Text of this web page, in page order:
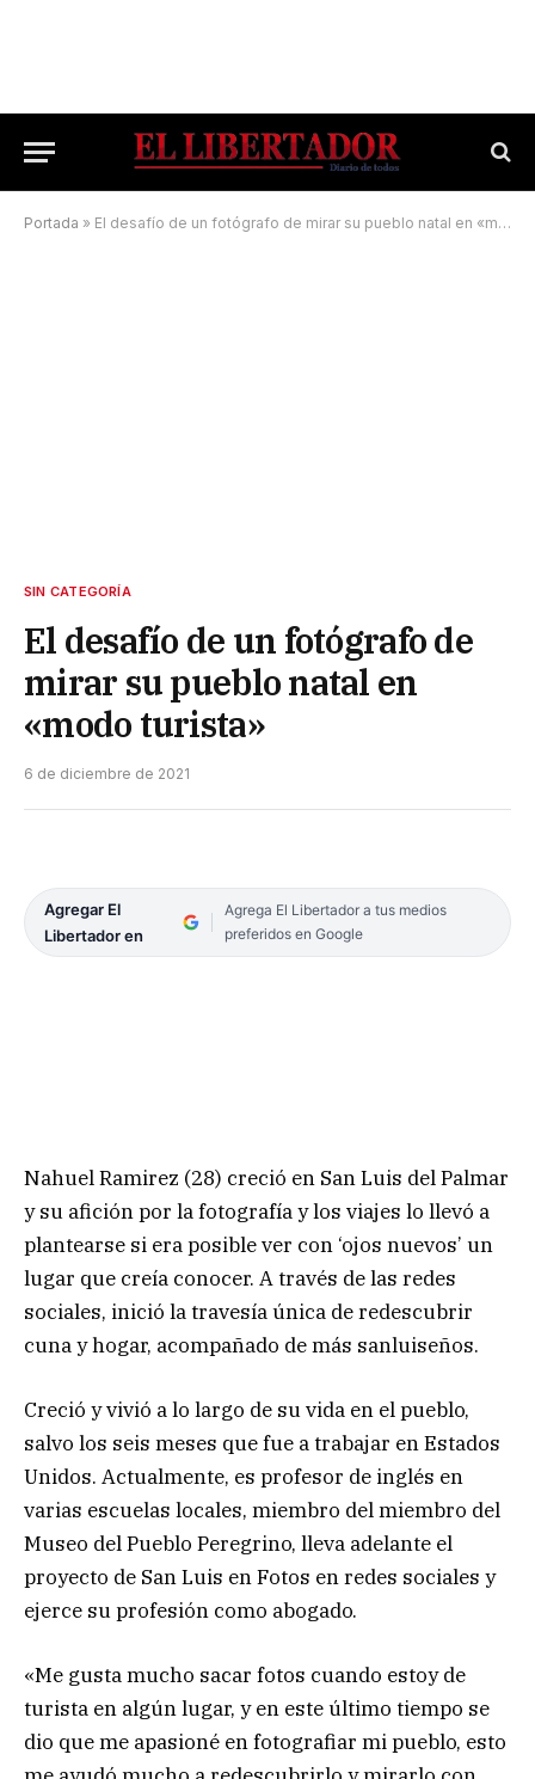
Portada » El desafío de un fotógrafo de mirar su pueblo natal en «modo turista»
SIN CATEGORÍA
El desafío de un fotógrafo de
mirar su pueblo natal en
«modo turista»
6 de diciembre de 2021
Agregar El
Libertador en
Agrega El Libertador a tus medios
preferidos en Google
Nahuel Ramirez (28) creció en San Luis del Palmar
y su afición por la fotografía y los viajes lo llevó a
plantearse si era posible ver con ‘ojos nuevos’ un
lugar que creía conocer. A través de las redes
sociales, inició la travesía única de redescubrir
cuna y hogar, acompañado de más sanluiseños.
Creció y vivió a lo largo de su vida en el pueblo,
salvo los seis meses que fue a trabajar en Estados
Unidos. Actualmente, es profesor de inglés en
varias escuelas locales, miembro del miembro del
Museo del Pueblo Peregrino, lleva adelante el
proyecto de San Luis en Fotos en redes sociales y
ejerce su profesión como abogado.
«Me gusta mucho sacar fotos cuando estoy de
turista en algún lugar, y en este último tiempo se
dio que me apasioné en fotografiar mi pueblo, esto